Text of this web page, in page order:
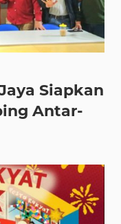
Siapkan
Antar-